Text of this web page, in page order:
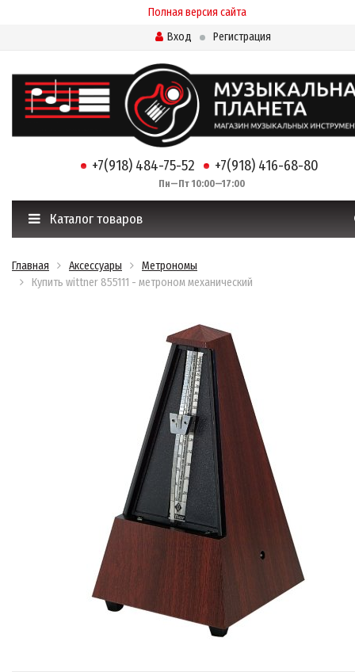
Полная версия сайта
Вход
Регистрация
+7(918) 484-75-52 +7(918) 416-68-80
Пн—Пт 10:00—17:00
Каталог товаров
Главная Аксессуары
Метрономы
Купить wittner 855111 - метроном механический